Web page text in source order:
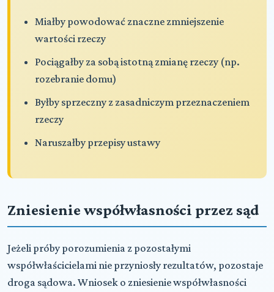
Miałby powodować znaczne zmniejszenie
wartości rzeczy
Pociągałby za sobą istotną zmianę rzeczy (np.
rozebranie domu)
Byłby sprzeczny z zasadniczym przeznaczeniem
rzeczy
Naruszałby przepisy ustawy
Zniesienie współwłasności przez sąd
Jeżeli próby porozumienia z pozostałymi
współwłaścicielami nie przyniosły rezultatów, pozostaje
droga sądowa. Wniosek o zniesienie współwłasności